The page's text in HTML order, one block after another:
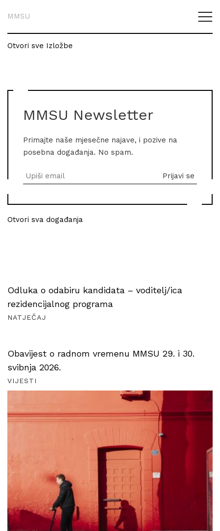
MMSU
Otvori sve Izložbe
MMSU Newsletter
Primajte naše mjesečne najave, i pozive na
posebna događanja. No spam.
Otvori sva događanja
Odluka o odabiru kandidata – voditelj/ica
rezidencijalnog programa
NATJEČAJ
Obavijest o radnom vremenu MMSU 29. i 30.
svibnja 2026.
VIJESTI